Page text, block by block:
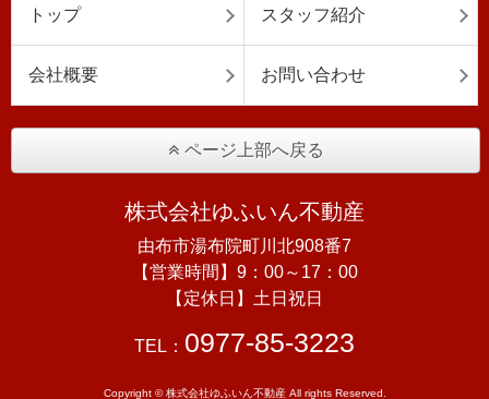
トップ スタッフ紹介
会社概要 お問い合わせ
ページ上部へ戻る
株式会社ゆふいん不動産
由布市湯布院町川北908番7
【営業時間】9：00～17：00
【定休日】土日祝日
TEL： 0977-85-3223
Copyright © 株式会社ゆふいん不動産 All rights Reserved.